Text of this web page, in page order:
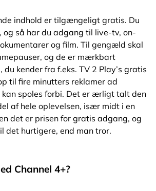
indhold er tilgængeligt gratis. Du
og så har du adgang til live-tv, on-
og film. Til gengæld skal
og de er mærkbart
kender fra f.eks. TV 2 Play’s gratis
til fire minutters reklamer ad
kan spoles forbi. Det er ærligt talt den
af hele oplevelsen, især midt i en
det er prisen for gratis adgang, og
det hurtigere, end man tror.
Channel 4+?